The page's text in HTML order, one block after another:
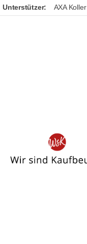
Unterstützer: AXA Koller